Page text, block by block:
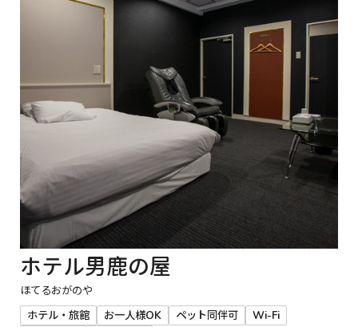
ホテル男鹿の屋
ほてるおがのや
ホテル・旅館
お一人様OK ペット同伴可
Wi-Fi